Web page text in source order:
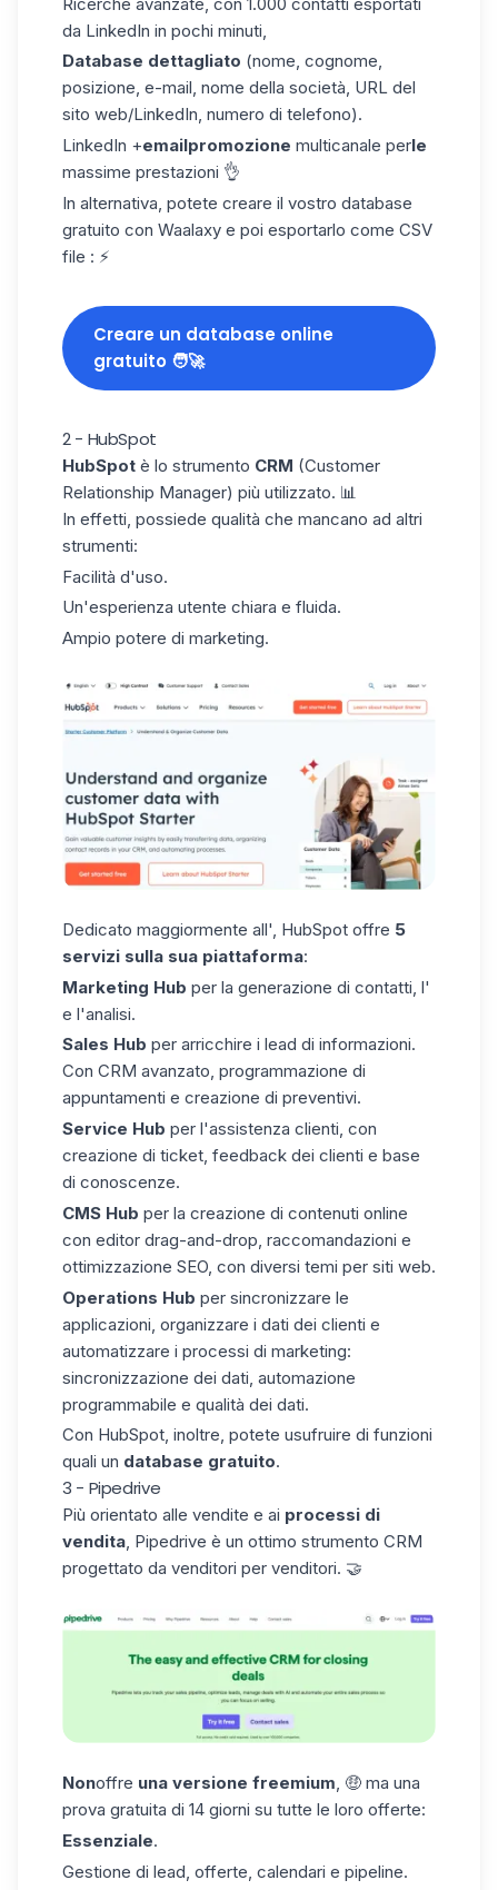
da LinkedIn in pochi minuti,
Database dettagliato (nome, cognome,
posizione, e-mail, nome della società, URL del
sito web/LinkedIn, numero di telefono).
LinkedIn +emailpromozione multicanale perle
massime prestazioni 👌
In alternativa, potete creare il vostro database
gratuito con Waalaxy e poi esportarlo come CSV
file : ⚡
Creare un database online
gratuito 🧑‍🚀
2 - HubSpot
HubSpot è lo strumento CRM (Customer
Relationship Manager) più utilizzato. 📊
In effetti, possiede qualità che mancano ad altri
strumenti:
Facilità d'uso.
Un'esperienza utente chiara e fluida.
Ampio potere di marketing.
Dedicato maggiormente all', HubSpot offre 5
servizi sulla sua piattaforma:
Marketing Hub per la generazione di contatti, l'
e l'analisi.
Sales Hub per arricchire i lead di informazioni.
Con CRM avanzato, programmazione di
appuntamenti e creazione di preventivi.
Service Hub per l'assistenza clienti, con
creazione di ticket, feedback dei clienti e base
di conoscenze.
CMS Hub per la creazione di contenuti online
con editor drag-and-drop, raccomandazioni e
ottimizzazione SEO, con diversi temi per siti web.
Operations Hub per sincronizzare le
applicazioni, organizzare i dati dei clienti e
automatizzare i processi di marketing:
sincronizzazione dei dati, automazione
programmabile e qualità dei dati.
Con HubSpot, inoltre, potete usufruire di funzioni
quali un database gratuito.
3 - Pipedrive
Più orientato alle vendite e ai processi di
vendita, Pipedrive è un ottimo strumento CRM
progettato da venditori per venditori. 🤝
Nonoffre una versione freemium, 🤑 ma una
prova gratuita di 14 giorni su tutte le loro offerte:
Essenziale.
Gestione di lead, offerte, calendari e pipeline.